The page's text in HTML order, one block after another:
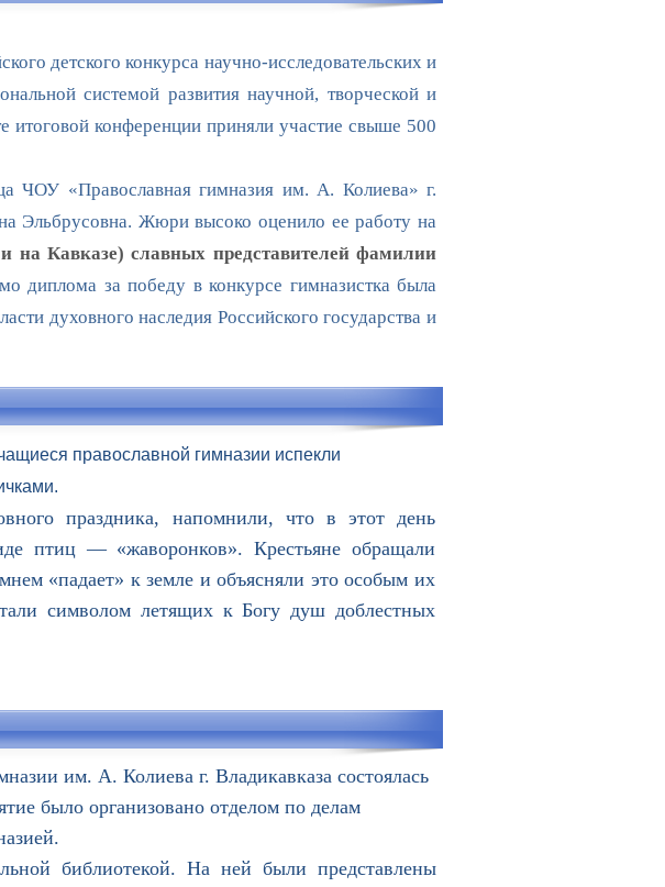
детского конкурса научно-исследовательских и
системой развития научной, творческой и
итоговой конференции приняли участие свыше 500
ЧОУ «Православная гимназия им. А. Колиева» г.
Эльбрусовна. Жюри высоко оценило ее работу на
на Кавказе) славных представителей фамилии
диплома за победу в конкурсе гимназистка была
духовного наследия Российского государства и
православной гимназии испекли
праздника, напомнили, что в этот день
птиц — «жаворонков». Крестьяне обращали
«падает» к земле и объясняли это особым их
символом летящих к Богу душ доблестных
им. А. Колиева г. Владикавказа состоялась
было организовано отделом по делам
библиотекой. На ней были представлены